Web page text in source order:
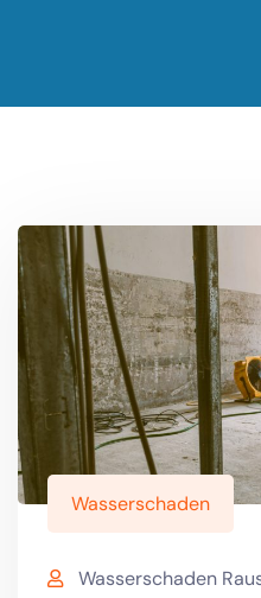
Wasserschaden
Wasserschaden